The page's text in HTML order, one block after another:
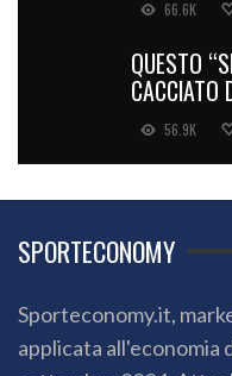
66.6K
QUESTO
CACCIATO
56.9K
SPORTECONOMY
Sporteconomy.it,
applicata all'economia